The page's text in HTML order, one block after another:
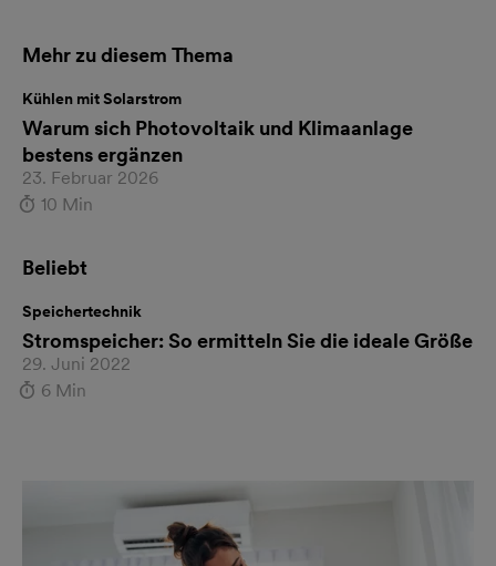
Mehr zu diesem Thema
23. Februar 2026
10 Min
Kühlen mit Solarstrom
Warum sich Photovoltaik und Klimaanlage
bestens ergänzen
Beliebt
29. Juni 2022
6 Min
Speichertechnik
Stromspeicher: So ermitteln Sie die ideale Größe